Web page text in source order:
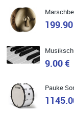
Quelle: Google-
Ich bin super
Einfach am Freitag
und top beraten
Musikgeschäft
9.00 €